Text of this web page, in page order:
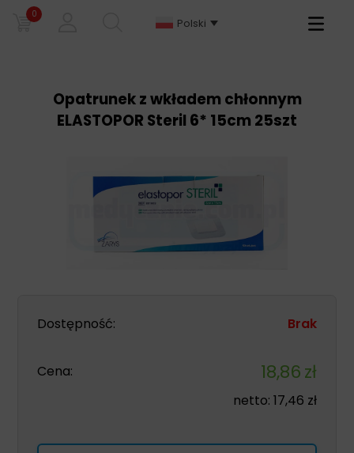
0
Polski
Primary
Opatrunek z wkładem chłonnym
ELASTOPOR Steril 6* 15cm 25szt
Dostępność: Brak
Cena: 18,86zł
netto: 17,46 zł